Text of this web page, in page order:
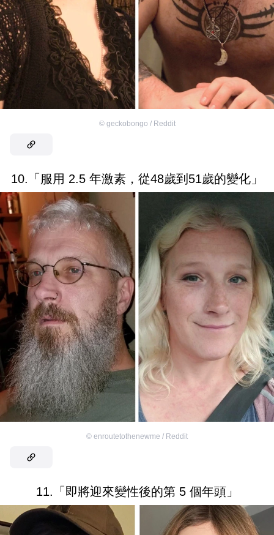
© geckobongo / Reddit
10.「服用 2.5 年激素，從48歲到51歲的變化」
© enroutetothenewme / Reddit
11.「即將迎來變性後的第 5 個年頭」